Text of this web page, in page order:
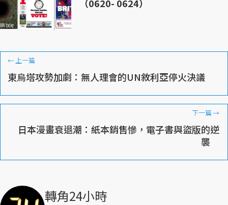
（0620- 0624）
←上一篇
東烏塔攻勢加劇：無人理會的UN敘利亞停火決議
下一篇→
日本漫畫衰退潮：紙本銷售慘，電子書與盜版的逆
襲
轉角24小時